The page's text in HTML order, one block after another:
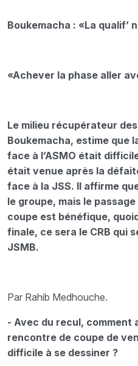
Boukemacha : «La qualif’
«Achever la phase aller
Le milieu récupérateur
Boukemacha, estime que
face à l’ASMO était
était venue après la
face à la JSS. Il affirme
le groupe, mais le
coupe est bénéfique,
finale, ce sera le CRB qui
JSMB.
Par Rahib Medhouche.
- Avec du recul, comment
rencontre de coupe de
difficile à se dessiner ?